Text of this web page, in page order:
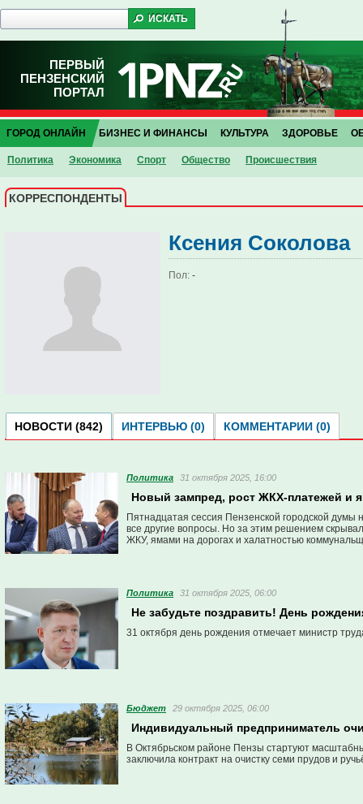
ПЕРВЫЙ
ПЕНЗЕНСКИЙ
ПОРТАЛ
ГОРОД ОНЛАЙН
Политика Экономика Спорт Общество Проиcшествия
БИЗНЕС И ФИНАНСЫ КУЛЬТУРА ЗДОРОВЬЕ
КОРРЕСПОНДЕНТЫ
Ксения Соколова
Пол: -
НОВОСТИ (842) ИНТЕРВЬЮ (0) КОММЕНТАРИИ (0)
Политика 31 октября 2025, 16:00
Новый зампред, рост ЖКХ-платежей и
Пятнадцатая сессия Пензенской городской думы
все другие вопросы. Но за этим решением
ЖКУ, ямами на дорогах и халатностью
Политика 31 октября 2025, 06:00
Не забудьте поздравить! День
31 октября день рождения отмечает министр
Бюджет 29 октября 2025, 06:00
Индивидуальный предприниматель
В Октябрьском районе Пензы стартуют
заключила контракт на очистку семи прудов и